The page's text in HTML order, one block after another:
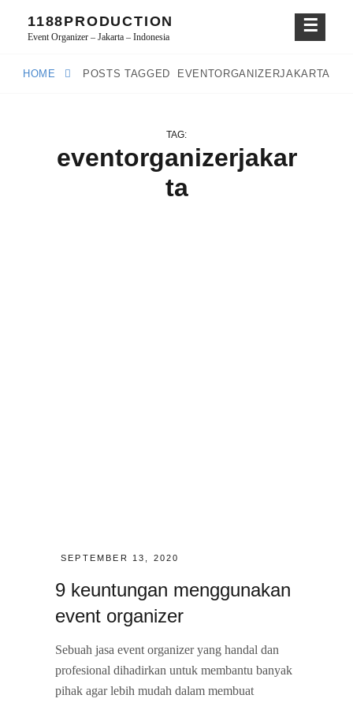
1188PRODUCTION
Event Organizer – Jakarta – Indonesia
HOME POSTS TAGGED EVENTORGANIZERJAKARTA
TAG:
eventorganizerjakar
ta
POSTED
SEPTEMBER 13, 2020
9 keuntungan menggunakan
event organizer
Sebuah jasa event organizer yang handal dan
profesional dihadirkan untuk membantu banyak
pihak agar lebih mudah dalam membuat